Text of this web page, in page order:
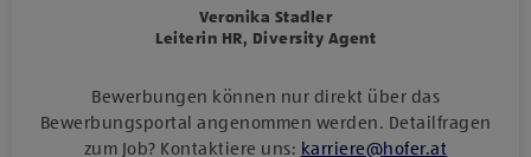
Veronika Stadler
Leiterin HR, Diversity Agent
Bewerbungen können nur direkt über das
Bewerbungsportal angenommen werden. Detailfragen
zum Job? Kontaktiere uns: karriere@hofer.at